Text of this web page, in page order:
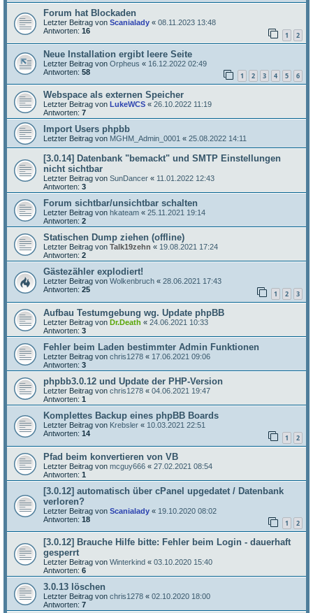
Forum hat Blockaden
Letzter Beitrag von Scanialady « 08.11.2023 13:48
Antworten: 16 1 2
Neue Installation ergibt leere Seite
Letzter Beitrag von Orpheus « 16.12.2022 02:49
Antworten: 58 1 2 3 4 5 6
Webspace als externen Speicher
Letzter Beitrag von LukeWCS « 26.10.2022 11:19
Antworten: 7
Import Users phpbb
Letzter Beitrag von MGHM_Admin_0001 « 25.08.2022 14:11
[3.0.14] Datenbank "bemackt" und SMTP Einstellungen
nicht sichtbar
Letzter Beitrag von SunDancer « 11.01.2022 12:43
Antworten: 3
Forum sichtbar/unsichtbar schalten
Letzter Beitrag von hkateam « 25.11.2021 19:14
Antworten: 2
Statischen Dump ziehen (offline)
Letzter Beitrag von Talk19zehn « 19.08.2021 17:24
Antworten: 2
Gästezähler explodiert!
Letzter Beitrag von Wolkenbruch « 28.06.2021 17:43
Antworten: 25 1 2 3
Aufbau Testumgebung wg. Update phpBB
Letzter Beitrag von Dr.Death « 24.06.2021 10:33
Antworten: 3
Fehler beim Laden bestimmter Admin Funktionen
Letzter Beitrag von chris1278 « 17.06.2021 09:06
Antworten: 3
phpbb3.0.12 und Update der PHP-Version
Letzter Beitrag von chris1278 « 04.06.2021 19:47
Antworten: 1
Komplettes Backup eines phpBB Boards
Letzter Beitrag von Krebsler « 10.03.2021 22:51
Antworten: 14 1 2
Pfad beim konvertieren von VB
Letzter Beitrag von mcguy666 « 27.02.2021 08:54
Antworten: 1
[3.0.12] automatisch über cPanel upgedatet / Datenbank
verloren?
Letzter Beitrag von Scanialady « 19.10.2020 08:02
Antworten: 18 1 2
[3.0.12] Brauche Hilfe bitte: Fehler beim Login - dauerhaft
gesperrt
Letzter Beitrag von Winterkind « 03.10.2020 15:40
Antworten: 6
3.0.13 löschen
Letzter Beitrag von chris1278 « 02.10.2020 18:00
Antworten: 7